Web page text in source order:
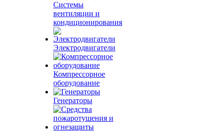
Системы
вентиляции и
кондиционирования
Электродвигатели
Компрессорное
оборудование
Генераторы